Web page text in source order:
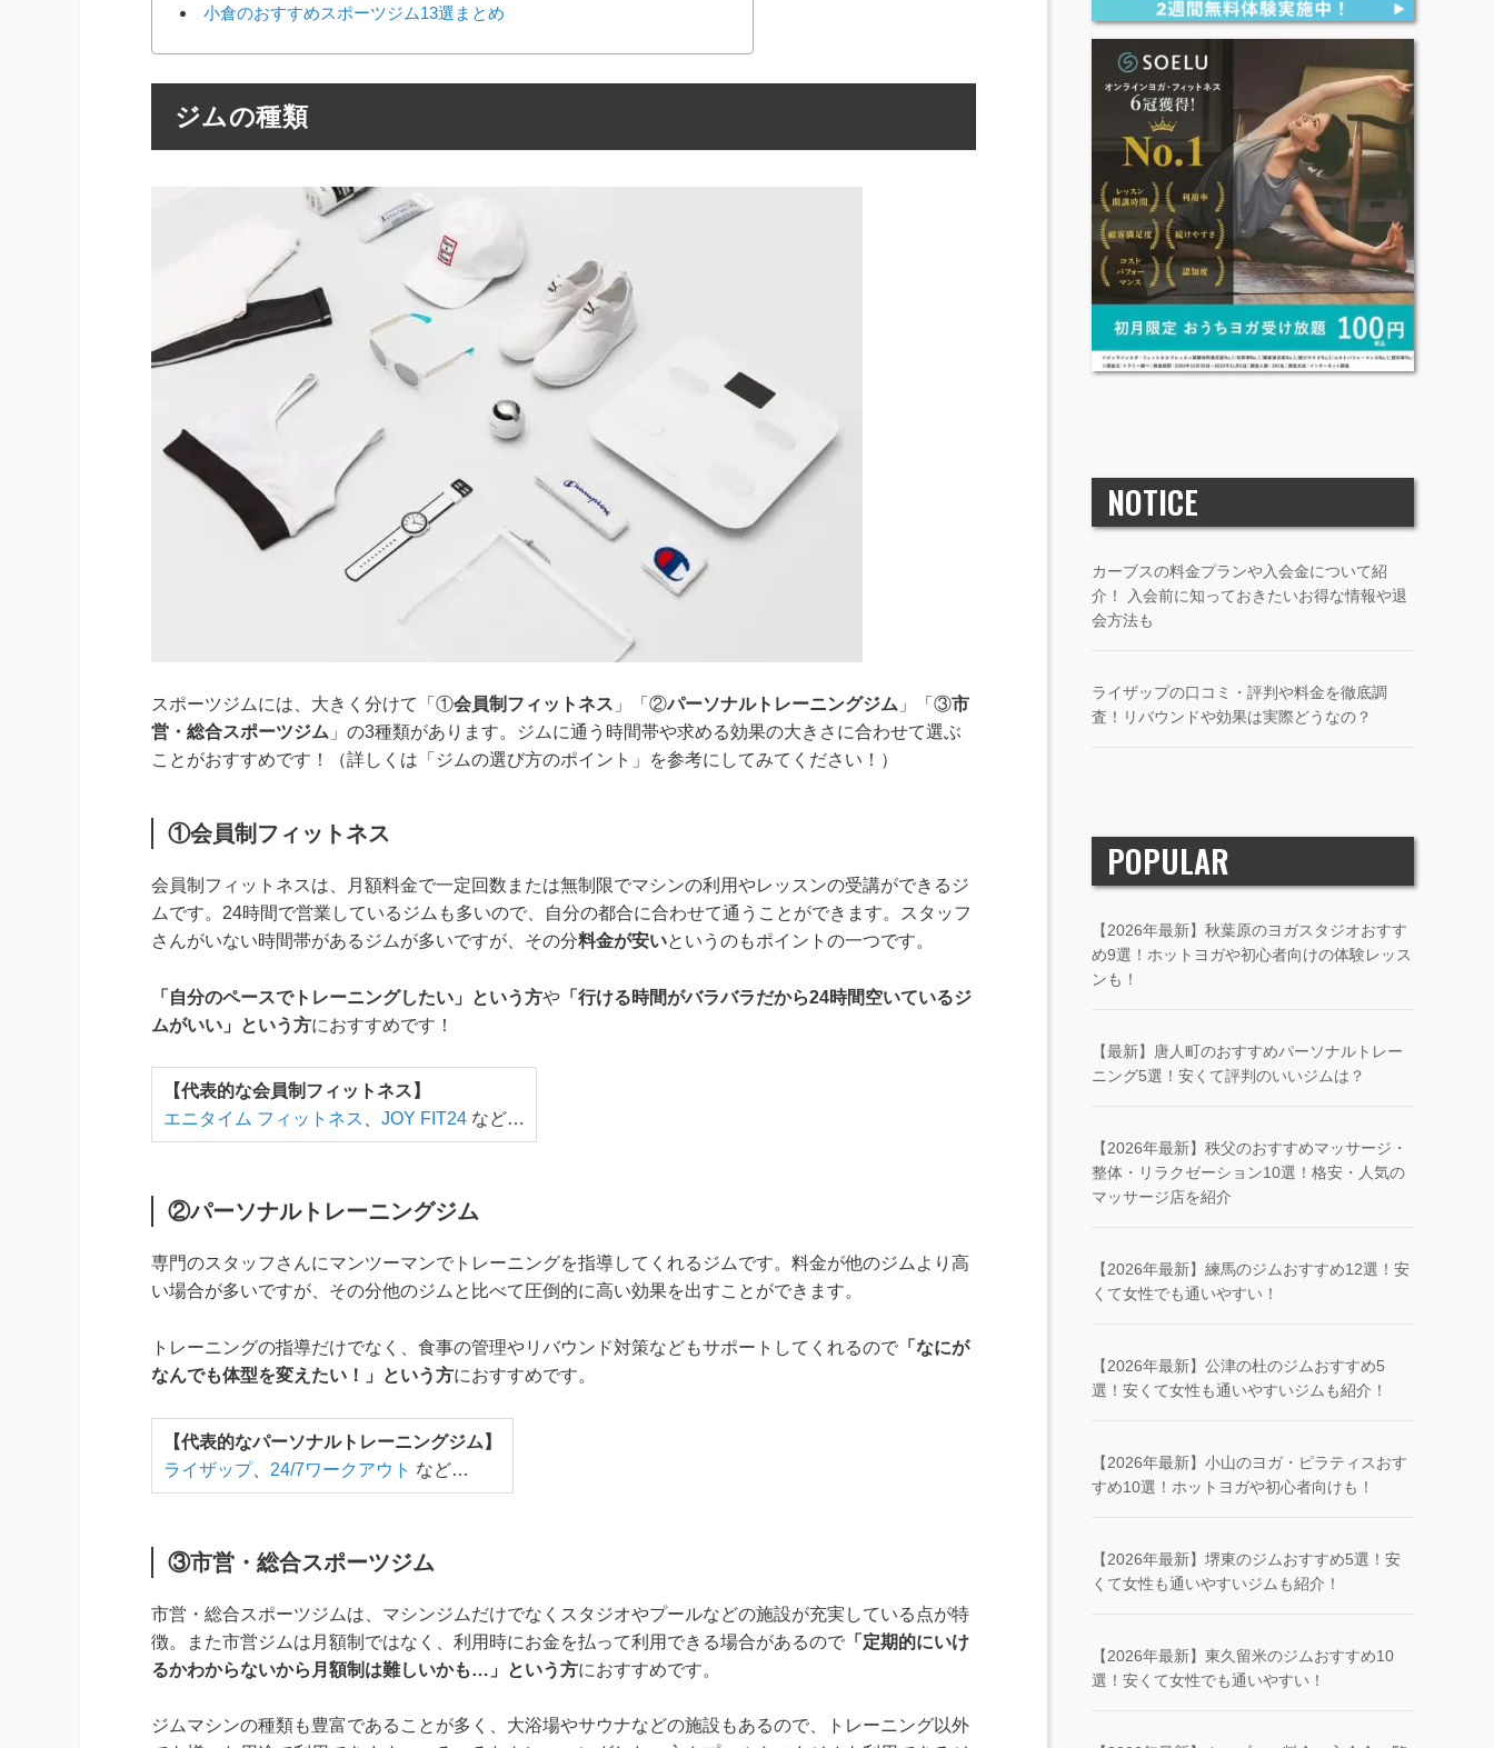
小倉のおすすめスポーツジム13選まとめ
ジムの種類
スポーツジムには、大きく分けて「①会員制フィットネス 」「②パーソナルトレーニングジム 」「③市
営・総合スポーツジム 」の3種類があります。ジムに通う時間帯や求める効果の大きさに合わせて選ぶ
ことがおすすめです！（詳しくは「ジムの選び方のポイント」を参考にしてみてください！）
①会員制フィットネス
会員制フィットネスは、月額料金で一定回数または無制限でマシンの利用やレッスンの受講ができるジ
ムです。24時間で営業しているジムも多いので、自分の都合に合わせて通うことができます。スタッフ
さんがいない時間帯があるジムが多いですが、その分料金が安いというのもポイントの一つです。
「自分のペースでトレーニングしたい」という方や 「行ける時間がバラバラだから24時間空いているジ
ムがいい」という方におすすめです！
【代表的な会員制フィットネス】
エニタイム フィットネス
JOY FIT24 など…
②パーソナルトレーニングジム
専門のスタッフさんにマンツーマンでトレーニングを指導してくれるジムです。料金が他のジムより高
い場合が多いですが、その分他のジムと比べて圧倒的に高い効果を出すことができます。
トレーニングの指導だけでなく、食事の管理やリバウンド対策などもサポートしてくれるので 「なにが
なんでも体型を変えたい！」という方におすすめです。
【代表的なパーソナルトレーニングジム】
ライザップ、 24/7ワークアウト など…
③市営・総合スポーツジム
市営・総合スポーツジムは、マシンジムだけでなくスタジオやプールなどの施設が充実している点が特
徴。また市営ジムは月額制ではなく、利用時にお金を払って利用できる場合があるので 「定期的にいけ
るかわからないから月額制は難しいかも…」という方におすすめです。
ジムマシンの種類も豊富であることが多く、大浴場やサウナなどの施設もあるので、トレーニング以外
NOTICE
カーブスの料金プランや入会金について紹
介！ 入会前に知っておきたいお得な情報や退
会方法も
ライザップの口コミ・評判や料金を徹底調
査！リバウンドや効果は実際どうなの？
POPULAR
【2026年最新】秋葉原のヨガスタジオおすす
め9選！ホットヨガや初心者向けの体験レッス
ンも！
【最新】唐人町のおすすめパーソナルトレー
ニング5選！安くて評判のいいジムは？
【2026年最新】秩父のおすすめマッサージ・
整体・リラクゼーション10選！格安・人気の
マッサージ店を紹介
【2026年最新】練馬のジムおすすめ12選！安
くて女性でも通いやすい！
【2026年最新】公津の杜のジムおすすめ5
選！安くて女性も通いやすいジムも紹介！
【2026年最新】小山のヨガ・ピラティスおす
すめ10選！ホットヨガや初心者向けも！
【2026年最新】堺東のジムおすすめ5選！安
くて女性も通いやすいジムも紹介！
【2026年最新】東久留米のジムおすすめ10
選！安くて女性でも通いやすい！